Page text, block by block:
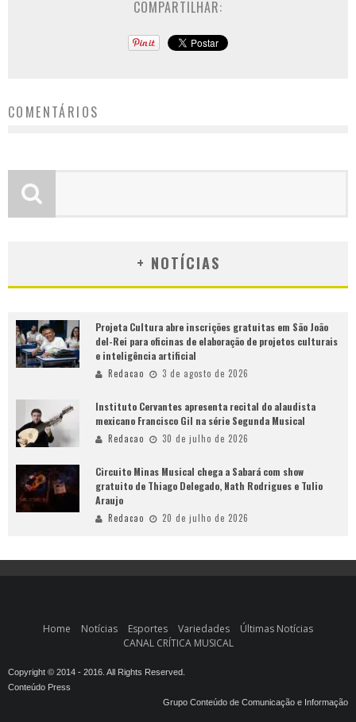
COMPARTILHAR:
COMENTÁRIOS
+ NOTÍCIAS
Projeta Cultura abre inscrições gratuitas em São João
del-Rei para oficinas de elaboração de projetos culturais
e inteligência artificial
Redacao 3 de agosto de 2026
Instituto Cervantes apresenta recital do alaudista
mexicano Francisco Gil na série Segunda Musical
Redacao 30 de julho de 2026
Circuito Minas Musical chega a Sabará com show
gratuito de Thiago Delegado, Nath Rodrigues e Tulio
Araujo
Redacao 20 de julho de 2026
Home Notícias Esportes Variedades
Últimas Notícias
CANAL CRÍTICA MUSICAL
Copyright © 2014 - 2016. All Rights Reserved.
Conteúdo Press
Grupo Conteúdo de Comunicação e Informação